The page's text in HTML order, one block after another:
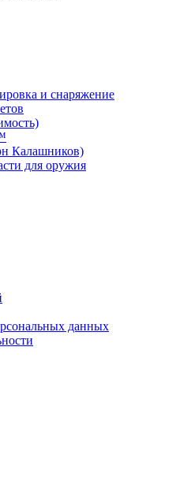
и снаряжение
Калашников)
для оружия
данных